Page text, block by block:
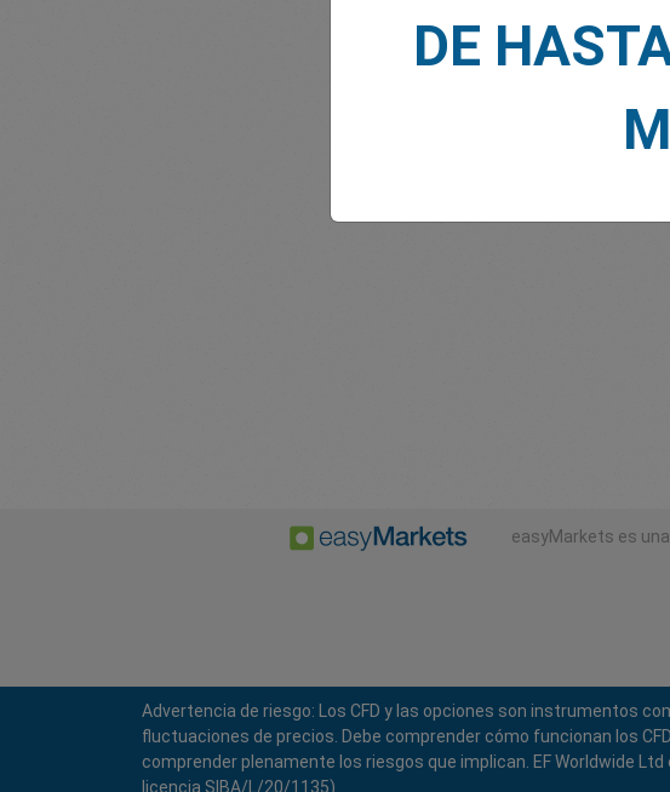
easyMarkets es
DE
Advertencia de riesgo: Los CFD y las opciones son instrumentos
fluctuaciones de precios. Debe comprender cómo funcionan los
comprender plenamente los riesgos que implican. EF Worldwide
licencia SIBA/L/20/1135).